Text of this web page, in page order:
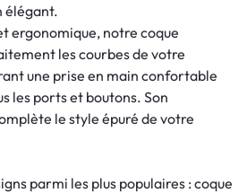
élégant.
ergonomique, notre coque
les courbes de votre
une prise en main confortable
les ports et boutons. Son
le style épuré de votre
parmi les plus populaires : coque